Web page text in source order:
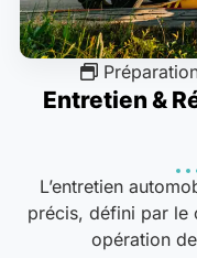
Entretien &
L’entretien
précis, défini par le
opération